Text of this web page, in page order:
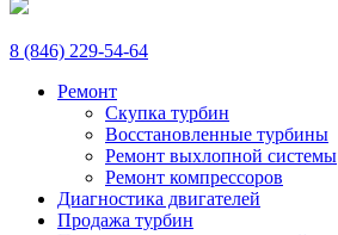
8 (846) 229-54-64
Ремонт
Скупка турбин
Восстановленные турбины
Ремонт выхлопной системы
Ремонт компрессоров
Диагностика двигателей
Продажа турбин